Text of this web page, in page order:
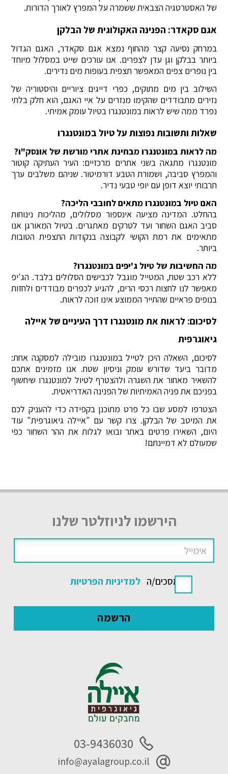
של האסטרטגיה הצבאית ששמרה על המפרץ לאורך הדורות.
אגם סקאדר: הפנינה האקולוגית של הבלקן
במרחק נסיעה קצר מהחוף נמצא אגם סקאדר, האגם הגדול
ביותר בבלקן וגן עדן לצפרים. אנו עורכים שייט במסלול מיוחד
בין נופרים צפים המאפשר תצפית בעופות מים נדירים.
השילוב בין מים מתוקים, כפרי דייגים ציוריים והיסטוריה של
נזירים מתבודדים שהקימו מנזרים על איי האגם, הוא חלק בלתי
נפרד ממה שיש לראות במונטנגרו בטיול עומק אמיתי.
שאלות ותשובות נפוצות על טיול במונטנגרו
מה לראות במונטנגרו מבחינת אתרי מורשת של אונסק"ו?
מונטנגרו מתגאה בשני אתרים מרכזיים: העיר העתיקה קוטור
והמפרץ סביבה, ושמורת הטבע דורמיטור. שניהם משלבים ערך
תרבותי יוצא דופן עם יופי טבעי נדיר.
האם טיול במונטנגרו מתאים לחובבי הליכה?
בהחלט. המדינה מציעה אינספור מסלולים, מהליכות נינוחות
סביב האגם השחור ועד לטרקים מאתגרים. בטיול המאורגן אנו
מתאימים את רמת הקושי לקבוצה בנקודות התצפית הטובות
ביותר.
מה החשיבות של טיול ג'יפים במונטנגרו?
ללא רכב שטח, המטייל מוגבל לכבישים הסלולים בלבד. הג'יפ
מאפשר לנו לחצות רכסי הרים, להגיע לכפרים מבודדים ולחזות
בנופים פראיים שהתייר הממוצע אינו זוכה לראות.
לסיכום: לראות את מונטנגרו דרך העיניים של איילה
גיאוגרפית
לסיכום, השאלה היכן לטייל במונטנגרו מובילה למסקנה אחת:
מדובר ביעד שדורש עומק וניסיון שטח. אנו מזמינים אתכם
להשאיר מאחור את השגרה ולהצטרף לטיול למונטנגרו שיחשוף
בפניכם את פניה האמיתיות של הפנינה האדריאטית.
הצטרפו למסע שבו כל פרט מתוכנן בקפידה כדי להעניק לכם
את המיטב של הבלקן. צרו קשר עם "איילה גיאוגרפית" עוד
היום, השאירו פרטים באתר ובואו לגלות את ההר השחור כפי
שמעולם לא דמיינתם!
הירשמו לניוזלטר שלנו
אני מסכים/ה למדיניות הפרטיות
03-9436030
info@ayalagroup.co.il